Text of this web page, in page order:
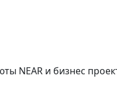
NEAR и бизнес